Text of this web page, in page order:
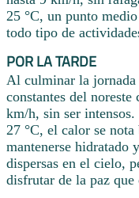
25 °C, un punto
todo tipo de
POR LA TARDE
Al culminar la jornada
constantes del
km/h, sin ser intensos.
27 °C, el calor se
mantenerse hidratado
dispersas en el cielo,
disfrutar de la paz